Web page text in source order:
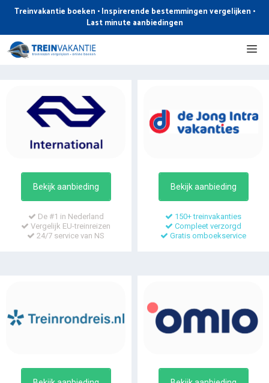
de
inhoud
Treinvakantie boeken • Inspirerende bestemmingen vergelijken •
Last minute aanbiedingen
Bekijk aanbieding
De #1 in Nederland
Vergelijk EU-treinreizen
24/7 service van NS
Bekijk aanbieding
150+ treinvakanties
Compleet verzorgd
Gratis omboekservice